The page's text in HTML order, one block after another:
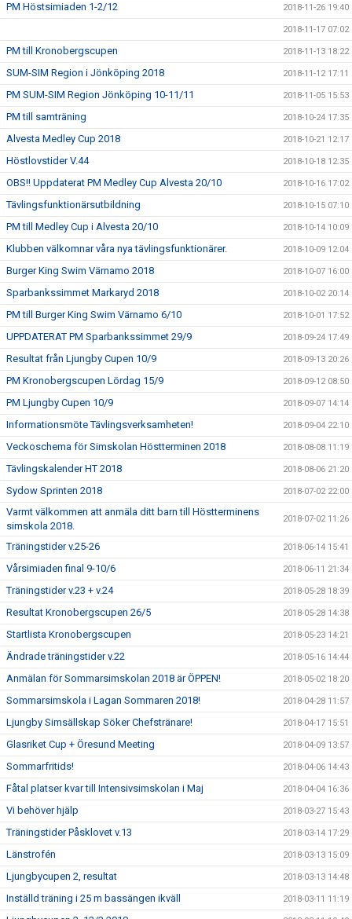
PM Höstsimiaden 1-2/12 2018-11-26 19:40
2018-11-17 07:02
PM till Kronobergscupen 2018-11-13 18:22
SUM-SIM Region i Jönköping 2018 2018-11-12 17:11
PM SUM-SIM Region Jönköping 10-11/11 2018-11-05 15:53
PM till samträning 2018-10-24 17:35
Alvesta Medley Cup 2018 2018-10-21 12:17
Höstlovstider V.44 2018-10-18 12:35
OBS!! Uppdaterat PM Medley Cup Alvesta 20/10 2018-10-16 17:02
Tävlingsfunktionärsutbildning 2018-10-15 07:10
PM till Medley Cup i Alvesta 20/10 2018-10-14 10:09
Klubben välkomnar våra nya tävlingsfunktionärer. 2018-10-09 12:04
Burger King Swim Värnamo 2018 2018-10-07 16:00
Sparbankssimmet Markaryd 2018 2018-10-02 20:14
PM till Burger King Swim Värnamo 6/10 2018-10-01 17:52
UPPDATERAT PM Sparbankssimmet 29/9 2018-09-24 17:49
Resultat från Ljungby Cupen 10/9 2018-09-13 20:26
PM Kronobergscupen Lördag 15/9 2018-09-12 08:50
PM Ljungby Cupen 10/9 2018-09-07 14:14
Informationsmöte Tävlingsverksamheten! 2018-09-04 22:10
Veckoschema för Simskolan Höstterminen 2018 2018-08-08 11:19
Tävlingskalender HT 2018 2018-08-06 21:20
Sydow Sprinten 2018 2018-07-02 22:00
Varmt välkommen att anmäla ditt barn till Höstterminens
simskola 2018.
2018-07-02 11:26
Träningstider v.25-26 2018-06-14 15:41
Vårsimiaden final 9-10/6 2018-06-11 21:34
Träningstider v.23 + v.24 2018-05-28 18:39
Resultat Kronobergscupen 26/5 2018-05-28 14:38
Startlista Kronobergscupen 2018-05-23 14:21
Ändrade träningstider v.22 2018-05-16 14:44
Anmälan för Sommarsimskolan 2018 är ÖPPEN! 2018-05-02 18:20
Sommarsimskola i Lagan Sommaren 2018! 2018-04-28 11:57
Ljungby Simsällskap Söker Chefstränare! 2018-04-17 15:51
Glasriket Cup + Öresund Meeting 2018-04-09 13:57
Sommarfritids! 2018-04-06 14:43
Fåtal platser kvar till Intensivsimskolan i Maj 2018-04-04 16:36
Vi behöver hjälp 2018-03-27 15:43
Träningstider Påsklovet v.13 2018-03-14 17:29
Länstrofén 2018-03-13 15:09
Ljungbycupen 2, resultat 2018-03-13 14:48
Inställd träning i 25 m bassängen ikväll 2018-03-11 11:19